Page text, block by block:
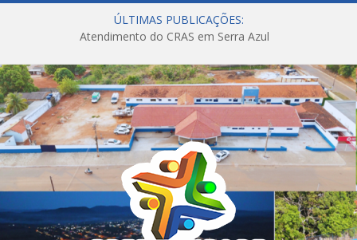
ÚLTIMAS PUBLICAÇÕES:
Atendimento do CRAS em Serra Azul